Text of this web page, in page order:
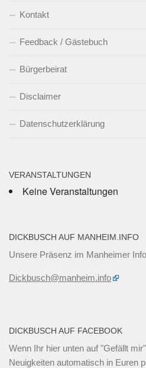
Kontakt
Feedback / Gästebuch
Bürgerbeirat
Disclaimer
Datenschutzerklärung
VERANSTALTUNGEN
Keine Veranstaltungen
DICKBUSCH AUF MANHEIM.INFO
Unsere Präsenz im Manheimer
Dickbusch@manheim.info
DICKBUSCH AUF FACEBOOK
Wenn Ihr hier unten auf "Gefällt
Neuigkeiten automatisch in Euren